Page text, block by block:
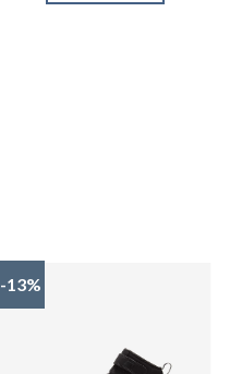
-13%